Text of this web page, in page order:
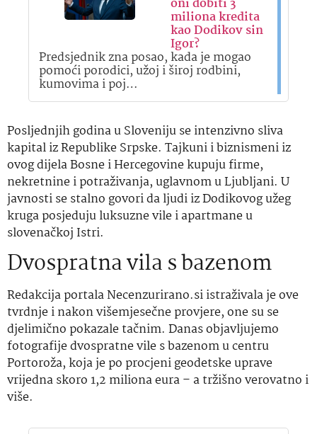
oni dobiti 3
miliona kredita
kao Dodikov sin
Igor?
Predsjednik zna posao, kada je mogao
pomoći porodici, užoj i široj rodbini,
kumovima i poj…
Posljednjih godina u Sloveniju se intenzivno sliva
kapital iz Republike Srpske. Tajkuni i biznismeni iz
ovog dijela Bosne i Hercegovine kupuju firme,
nekretnine i potraživanja, uglavnom u Ljubljani. U
javnosti se stalno govori da ljudi iz Dodikovog užeg
kruga posjeduju luksuzne vile i apartmane u
slovenačkoj Istri.
Dvospratna vila s bazenom
Redakcija portala Necenzurirano.si istraživala je ove
tvrdnje i nakon višemjesečne provjere, one su se
djelimično pokazale tačnim. Danas objavljujemo
fotografije dvospratne vile s bazenom u centru
Portoroža, koja je po procjeni geodetske uprave
vrijedna skoro 1,2 miliona eura – a tržišno verovatno i
više.